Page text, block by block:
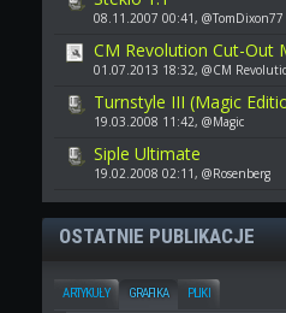
08.11.2007 00:41, @TomDixon77
CM Revolution Cut-Out
01.07.2013 18:32, @CM
Turnstyle III (Magic
19.03.2008 11:42, @Magic
Siple Ultimate
19.02.2008 02:11, @Rosenberg
OSTATNIE PUBLIKACJE
ARTYKUŁY GRAFIKA PLIKI